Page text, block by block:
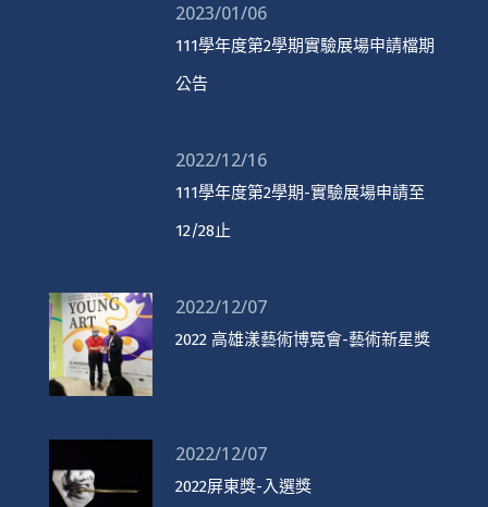
2023/01/06
111學年度第2學期實驗展場申請檔期
公告
2022/12/16
111學年度第2學期-實驗展場申請至
12/28止
2022/12/07
2022 高雄漾藝術博覽會-藝術新星獎
2022/12/07
2022屏東獎-入選獎